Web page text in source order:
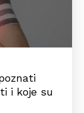
i koje su